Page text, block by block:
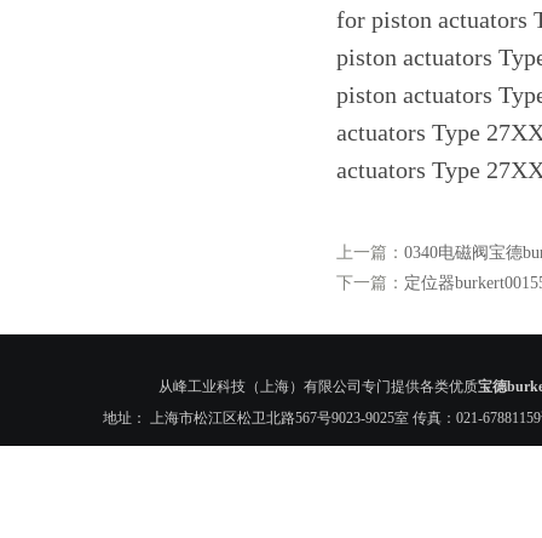
for piston actuators
piston actuators
piston actuators
actuators Type
actuators Type
上一篇： 0340电磁阀宝德
下一篇： 定位器
从峰工业科技（上海）有限公司专门提供各类优质宝德
地址： 上海市松江区松卫北路567号9023-9025室 传真：021-